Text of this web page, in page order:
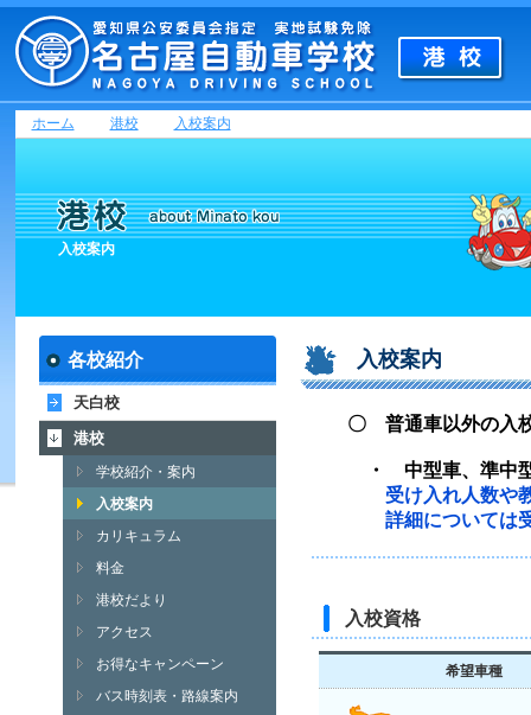
ホーム 港校 入校案内
入校案内
各校紹介
天白校
港校
学校紹介・案内
入校案内
カリキュラム
料金
港校だより
アクセス
お得なキャンペーン
バス時刻表・路線案内
入校案内
〇 普通車以外の入
・ 中型車、準中
受け入れ人数や
詳細については受付
入校資格
希望車種